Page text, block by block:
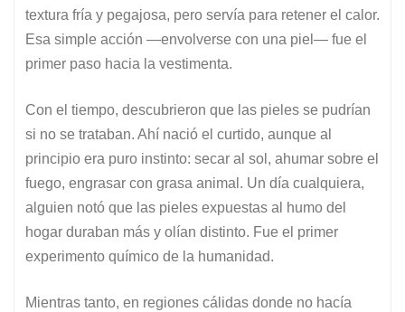
textura fría y pegajosa, pero servía para retener el calor.
Esa simple acción —envolverse con una piel— fue el
primer paso hacia la vestimenta.
Con el tiempo, descubrieron que las pieles se pudrían
si no se trataban. Ahí nació el curtido, aunque al
principio era puro instinto: secar al sol, ahumar sobre el
fuego, engrasar con grasa animal. Un día cualquiera,
alguien notó que las pieles expuestas al humo del
hogar duraban más y olían distinto. Fue el primer
experimento químico de la humanidad.
Mientras tanto, en regiones cálidas donde no hacía